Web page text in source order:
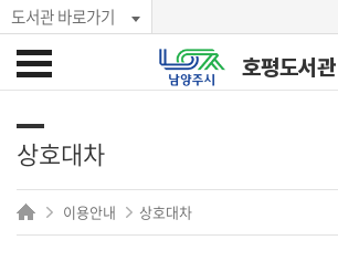
도서관 바로가기
호평도서관
상호대차
이용안내 상호대차